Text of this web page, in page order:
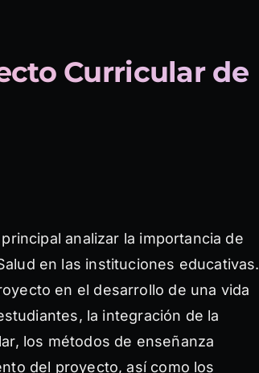
Curricular de
analizar la importancia de
en las instituciones educativas.
en el desarrollo de una vida
la integración de la
los métodos de enseñanza
del proyecto, así como los